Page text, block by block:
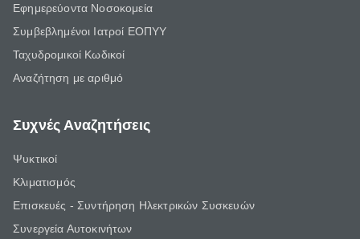
Εφημερεύοντα Νοσοκομεία
Συμβεβλημένοι Ιατροί ΕΟΠΥΥ
Ταχυδρομικοί Κωδικοί
Αναζήτηση με αριθμό
Συχνές Αναζητήσεις
Ψυκτικοί
Κλιματισμός
Επισκευές - Συντήρηση Ηλεκτρικών Συσκευών
Συνεργεία Αυτοκινήτων